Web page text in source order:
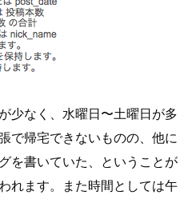
少なく、水曜日〜土曜日が多
で帰宅できないものの、他に
を書いていた、ということが
れます。また時間としては午